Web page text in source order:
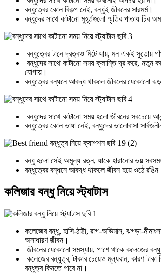
বন্ধুত্বের কোন বিকল্প নেই, বন্ধুই জীবনের সারমর্ম।
বন্ধুদের সাথে কাটানো মুহূর্তগুলো স্মৃতির পাতায় চির
বন্ধুত্বের টানে দূরত্বও মিটে যায়, মন একই সুতোয়
বন্ধুদের সাথে কাটানো সময় ক্লান্তি দূর করে, নতুন
যোগায়।
বন্ধুত্বের বন্ধনে আবদ্ধ থাকলে জীবনের যেকোনো
বন্ধুদের সাথে কাটানো সময় হলো জীবনের সবচেয়ে
বন্ধুত্বের কোন ভাষা নেই, বন্ধুদের ভালোবাসা
বন্ধু হলো সেই অমূল্য রত্ন, যাকে হারানোর ভয়
বন্ধুত্বের বন্ধনে আবদ্ধ থাকলে জীবন হয়ে ওঠে
কলিজার বন্ধু নিয়ে স্ট্যাটাস
কলেজের বন্ধু, হাসি-ঠাট্টা, রাগ-অভিমান, ঝগড়া-
অসাধারণ জীবন।
জীবনের যেকোনো সমস্যায়, পাশে থাকে কলেজের বন্ধু,
কলেজের বন্ধুত্ব, টাকার চেয়েও মূল্যবান, কারণ
বন্ধুত্ব কিনতে পারে না।